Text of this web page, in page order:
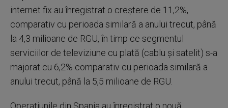
internet fix au înregistrat o creștere de 11,2%,
comparativ cu perioada similară a anului trecut, până
la 4,3 milioane de RGU, în timp ce segmentul
serviciilor de televiziune cu plată (cablu și satelit) s-a
majorat cu 6,2% comparativ cu perioada similară a
anului trecut, până la 5,5 milioane de RGU.
Operațiunile din Spania au înregistrat o nouă